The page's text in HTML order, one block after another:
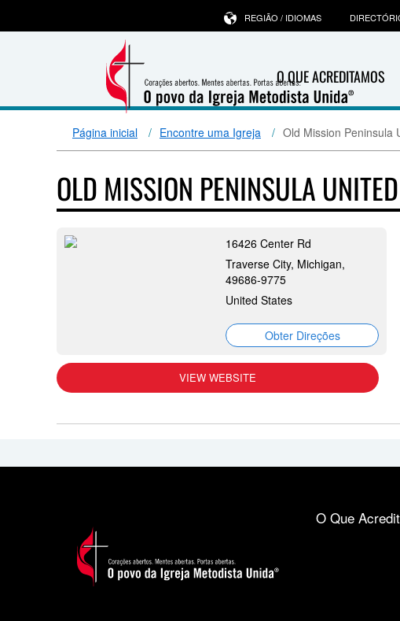
O QUE ACREDITAMOS
REGIÃO / IDIOMAS
Página inicial Encontre uma Igreja Old Mission Peninsula
OLD MISSION PENINSULA
16426 Center Rd
Traverse City, Michigan,
49686-9775
United States
Obter Direções
VIEW WEBSITE
O Que